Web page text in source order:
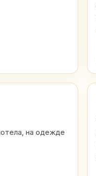
на одежде